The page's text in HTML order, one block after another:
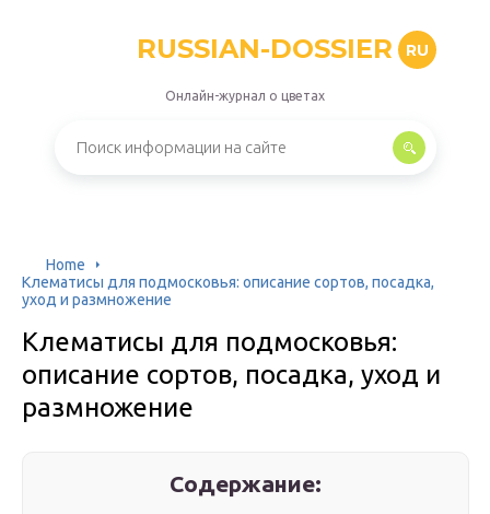
RUSSIAN-DOSSIER RU
Онлайн-журнал о цветах
Home
Клематисы для подмосковья: описание сортов, посадка,
уход и размножение
Клематисы для подмосковья:
описание сортов, посадка, уход и
размножение
Содержание: